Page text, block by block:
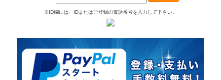
※ID欄には、IDまたはご登録の電話番号を入力して下さい。